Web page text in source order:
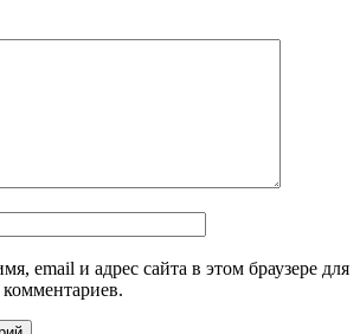
email и адрес сайта в этом браузере для